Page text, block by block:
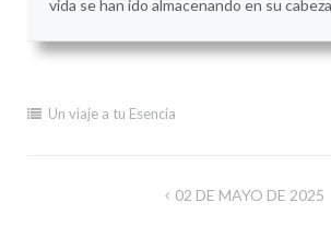
vida se han ido almacenando en su
Un viaje a tu Esencia
02 DE MAYO DE 2025